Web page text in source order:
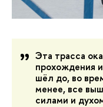
Эта трасса
прохождения
шёл до, во
менее, все
силами и